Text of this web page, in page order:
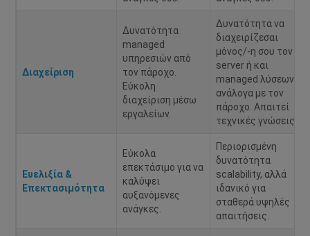
Διαχείριση
Δυνατότητα
managed
υπηρεσιών από
τον πάροχο.
Εύκολη
διαχείριση μέσω
εργαλείων.
Δυνατότητα να
διαχειρίζεσαι
μόνος/-η σου τον
server ή και
managed λύσεων
ανάλογα με τον
πάροχο. Απαιτεί
τεχνικές γνώσεις.
Ευελιξία &
Επεκτασιμότητα
Εύκολα
επεκτάσιμο για να
καλύψει
αυξανόμενες
ανάγκες.
Περιορισμένη
δυνατότητα
scalability, αλλά
ιδανικό για
σταθερά υψηλές
απαιτήσεις.